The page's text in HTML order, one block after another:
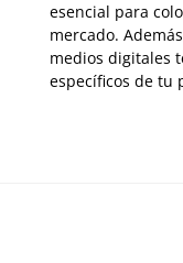
esencial para
mercado.
medios digitales
específicos de tu